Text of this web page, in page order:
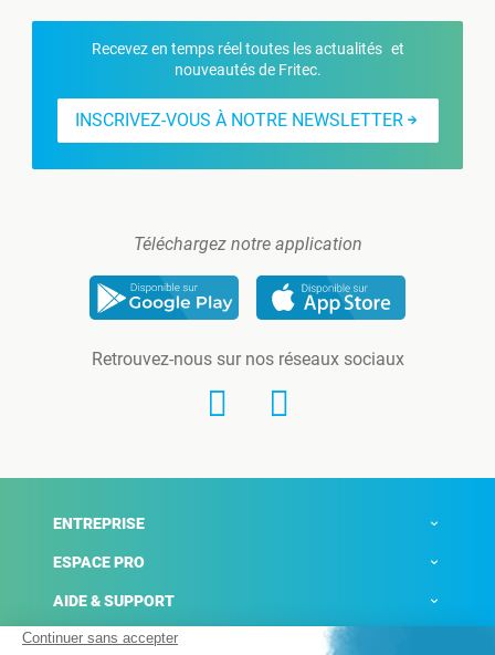
Recevez en temps réel toutes les actualités et
nouveautés de Fritec.
INSCRIVEZ-VOUS À NOTRE NEWSLETTER
Téléchargez notre application
Retrouvez-nous sur nos réseaux sociaux
ENTREPRISE
ESPACE PRO
AIDE & SUPPORT
ACTUALITÉS